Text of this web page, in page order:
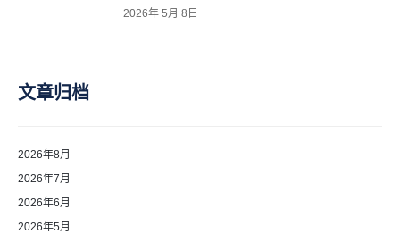
2026年 5月 8日
文章归档
2026年8月
2026年7月
2026年6月
2026年5月